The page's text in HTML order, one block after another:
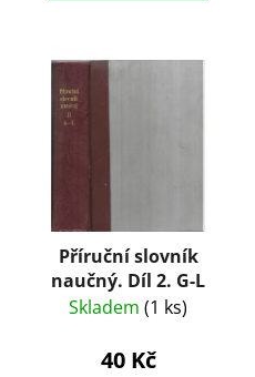
Příruční slovník
naučný. Díl 2. G-L
Skladem (1 ks)
40 Kč